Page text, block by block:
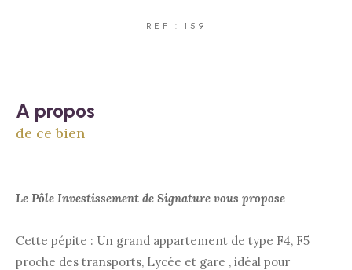
REF : 159
a propos
de ce bien
Le Pôle Investissement de Signature vous propose
Cette pépite : Un grand appartement de type F4, F5
proche des transports, Lycée et gare , idéal pour